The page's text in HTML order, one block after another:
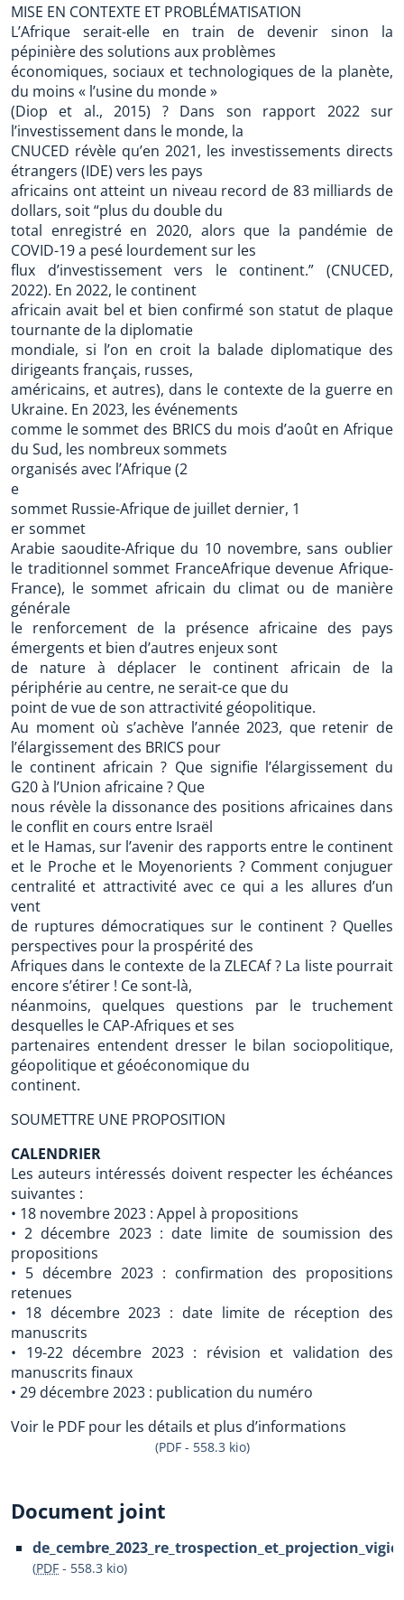
MISE EN CONTEXTE ET PROBLÉMATISATION
L’Afrique serait-elle en train de devenir sinon la
pépinière des solutions aux problèmes
économiques, sociaux et technologiques de la planète,
du moins « l’usine du monde »
(Diop et al., 2015) ? Dans son rapport 2022 sur
l’investissement dans le monde, la
CNUCED révèle qu’en 2021, les investissements directs
étrangers (IDE) vers les pays
africains ont atteint un niveau record de 83 milliards de
dollars, soit “plus du double du
total enregistré en 2020, alors que la pandémie de
COVID-19 a pesé lourdement sur les
flux d’investissement vers le continent.” (CNUCED,
2022). En 2022, le continent
africain avait bel et bien confirmé son statut de plaque
tournante de la diplomatie
mondiale, si l’on en croit la balade diplomatique des
dirigeants français, russes,
américains, et autres), dans le contexte de la guerre en
Ukraine. En 2023, les événements
comme le sommet des BRICS du mois d’août en Afrique
du Sud, les nombreux sommets
organisés avec l’Afrique (2
e
sommet Russie-Afrique de juillet dernier, 1
er sommet
Arabie saoudite-Afrique du 10 novembre, sans oublier
le traditionnel sommet FranceAfrique devenue Afrique-
France), le sommet africain du climat ou de manière
générale
le renforcement de la présence africaine des pays
émergents et bien d’autres enjeux sont
de nature à déplacer le continent africain de la
périphérie au centre, ne serait-ce que du
point de vue de son attractivité géopolitique.
Au moment où s’achève l’année 2023, que retenir de
l’élargissement des BRICS pour
le continent africain ? Que signifie l’élargissement du
G20 à l’Union africaine ? Que
nous révèle la dissonance des positions africaines dans
le conflit en cours entre Israël
et le Hamas, sur l’avenir des rapports entre le continent
et le Proche et le Moyenorients ? Comment conjuguer
centralité et attractivité avec ce qui a les allures d’un
vent
de ruptures démocratiques sur le continent ? Quelles
perspectives pour la prospérité des
Afriques dans le contexte de la ZLECAf ? La liste pourrait
encore s’étirer ! Ce sont-là,
néanmoins, quelques questions par le truchement
desquelles le CAP-Afriques et ses
partenaires entendent dresser le bilan sociopolitique,
géopolitique et géoéconomique du
continent.
SOUMETTRE UNE PROPOSITION
CALENDRIER
Les auteurs intéressés doivent respecter les échéances
suivantes :
• 18 novembre 2023 : Appel à propositions
• 2 décembre 2023 : date limite de soumission des
propositions
• 5 décembre 2023 : confirmation des propositions
retenues
• 18 décembre 2023 : date limite de réception des
manuscrits
• 19-22 décembre 2023 : révision et validation des
manuscrits finaux
• 29 décembre 2023 : publication du numéro
Voir le PDF pour les détails et plus d’informations
(PDF - 558.3 kio)
Document joint
(PDF - 558.3 kio)